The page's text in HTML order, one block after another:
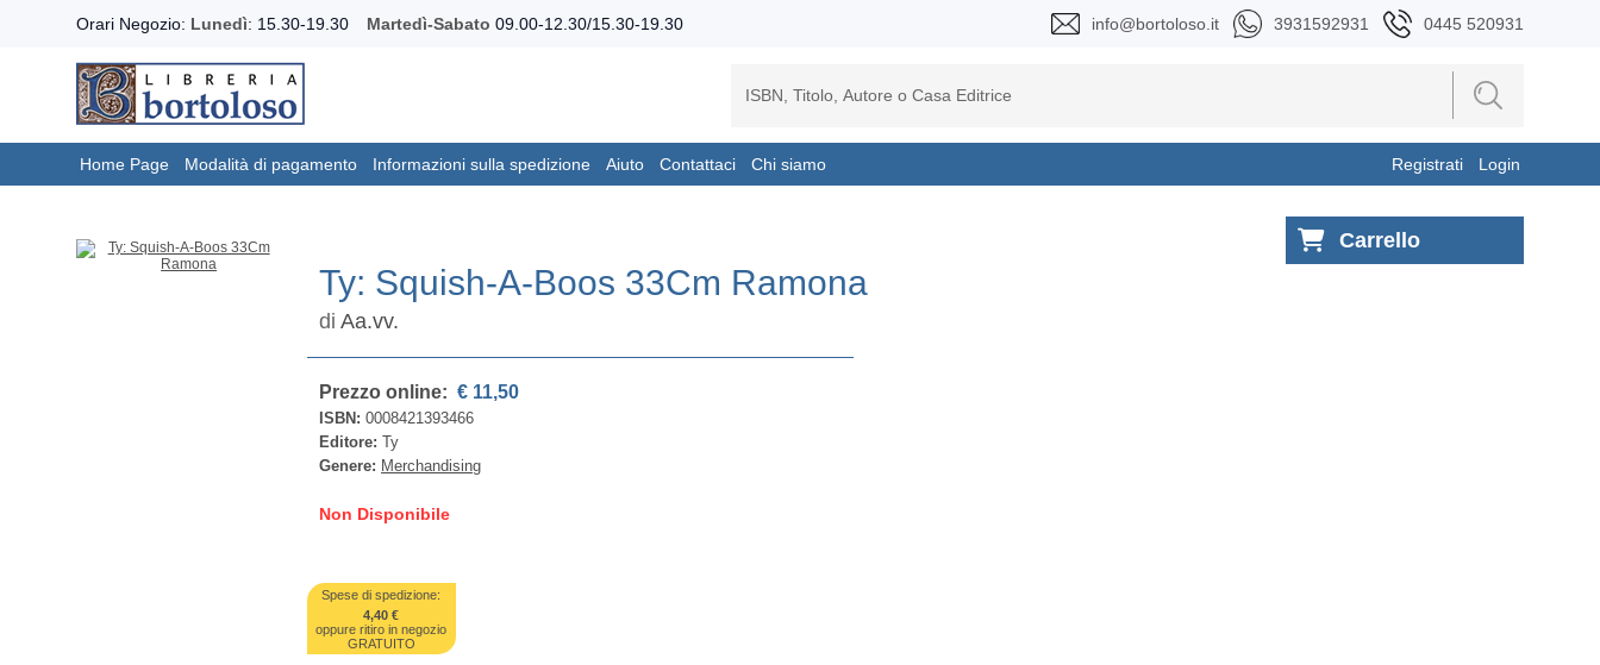
Orari Negozio: Lunedì: 15.30-19.30 Martedì-Sabato 09.00-12.30/15.30-19.30 info@bortoloso.it 3931592931 0445 520931
Home Page Modalità di pagamento Informazioni sulla spedizione Aiuto Contattaci Chi siamo Registrati Login
Ty: Squish-A-Boos 33Cm Ramona
diAa.vv.
Prezzo online: € 11,50
ISBN:0008421393466
Editore:Ty
Genere: Merchandising
Non Disponibile
Spese di spedizione:
4,40 €
oppure ritiro in negozio
GRATUITO
Carrello